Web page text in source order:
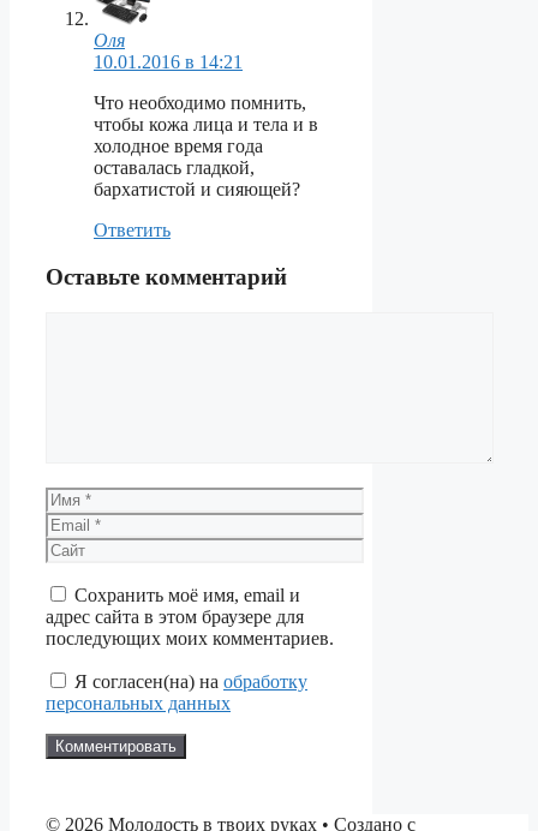
Оля
10.01.2016 в 14:21
Что необходимо помнить,
чтобы кожа лица и тела и в
холодное время года
оставалась гладкой,
бархатистой и сияющей?
Ответить
Оставьте комментарий
Имя
Email
Сайт
Сохранить моё имя, email и
адрес сайта в этом браузере для
последующих моих комментариев.
Я согласен(на) на обработку
персональных данных
© 2026 Молодость в твоих руках • Создано с